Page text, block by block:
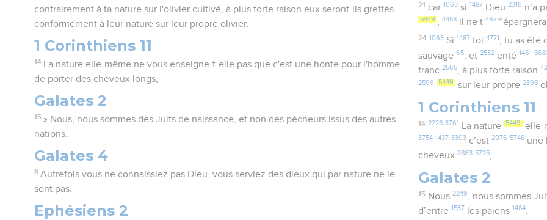
contrairement à ta nature sur l'olivier cultivé, à plus forte raison eux seront-ils greffés
conformément à leur nature sur leur propre olivier.
1 Corinthiens 11
14
La nature elle-même ne vous enseigne-t-elle pas que c'est une honte pour l'homme
de porter des cheveux longs,
Galates 2
15 » Nous, nous sommes des Juifs de naissance, et non des pécheurs issus des autres
nations.
Galates 4
8 Autrefois vous ne connaissiez pas Dieu, vous serviez des dieux qui par nature ne le
sont pas.
Ephésiens 2
21 car 1063si 1487 Dieu 2316 n’a
5449 ,4458 il ne t4675’épargnera
24 1063Si 1487 toi 4771, tu as été
sauvage65 , et2532 enté 1461 5681
franc2565, à plus forte raison
2596 5449 sur leur propre2398
1 Corinthiens 11
14 2228 3761 La nature 5449 elle-
3754 1437 3303 c’est2076 5748 une
cheveux2863 5725,
Galates 2
15 Nous 2249 , nous sommes
d’entre 1537 les païens 1484.